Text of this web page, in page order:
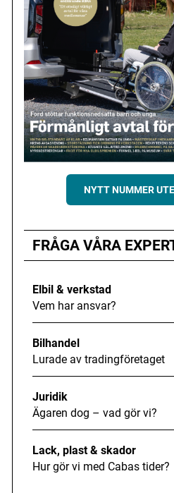
NYTT NUMMER
FRÅGA VÅRA
Elbil & verkstad
Vem har ansvar?
Bilhandel
Lurade av tradingföretaget
Juridik
Ägaren dog – vad gör vi?
Lack, plast & skador
Hur gör vi med Cabas tider?